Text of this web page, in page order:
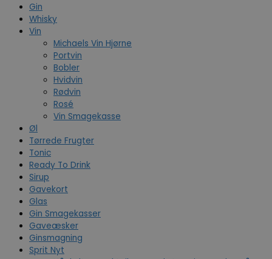
Gin
Whisky
Vin
Michaels Vin Hjørne
Portvin
Bobler
Hvidvin
Rødvin
Rosé
Vin Smagekasse
Øl
Tørrede Frugter
Tonic
Ready To Drink
Sirup
Gavekort
Glas
Gin Smagekasser
Gaveæsker
Ginsmagning
Sprit Nyt